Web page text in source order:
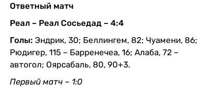
Ответный матч
Реал – Реал Сосьедад – 4:4
Голы: Эндрик, 30; Беллингем, 82; Чуамени, 86;
Рюдигер, 115 – Барренечеа, 16; Алаба, 72 –
автогол; Оярсабаль, 80, 90+3.
Первый матч – 1:0